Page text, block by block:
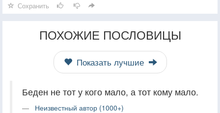
Сохранить
ПОХОЖИЕ ПОСЛОВИЦЫ
Показать лучшие
Беден не тот у кого мало, а тот кому мало.
Неизвестный автор (1000+)